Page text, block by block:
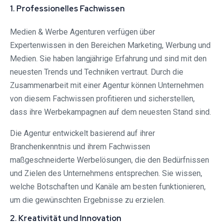
1. Professionelles Fachwissen
Medien & Werbe Agenturen verfügen über
Expertenwissen in den Bereichen Marketing, Werbung und
Medien. Sie haben langjährige Erfahrung und sind mit den
neuesten Trends und Techniken vertraut. Durch die
Zusammenarbeit mit einer Agentur können Unternehmen
von diesem Fachwissen profitieren und sicherstellen,
dass ihre Werbekampagnen auf dem neuesten Stand sind.
Die Agentur entwickelt basierend auf ihrer
Branchenkenntnis und ihrem Fachwissen
maßgeschneiderte Werbelösungen, die den Bedürfnissen
und Zielen des Unternehmens entsprechen. Sie wissen,
welche Botschaften und Kanäle am besten funktionieren,
um die gewünschten Ergebnisse zu erzielen.
2. Kreativität und Innovation